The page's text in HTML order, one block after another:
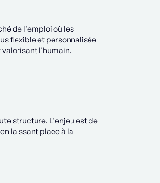
de l'emploi où les
flexible et personnalisée
l'humain.
structure. L'enjeu est de
laissant place à la